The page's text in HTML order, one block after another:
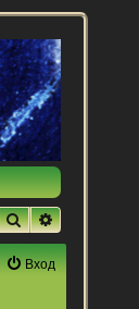
Поиск
Вход